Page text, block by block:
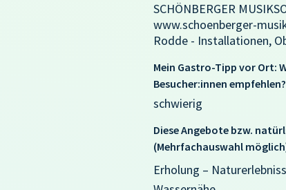
SCHÖNBERGER
www.schoenberger-
Rodde - Installationen,
Mein Gastro-Tipp vor Ort:
Besucher:innen empfehlen?
schwierig
Diese Angebote bzw.
(Mehrfachauswahl
Erholung –